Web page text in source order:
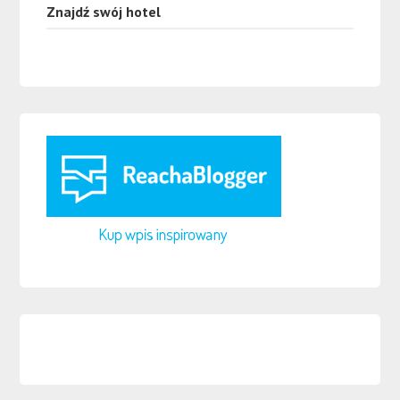
Znajdź swój hotel